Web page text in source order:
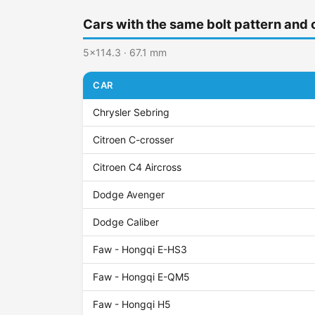
Cars with the same bolt pattern and
5x114.3 · 67.1 mm
CAR
Chrysler Sebring
Citroen C-crosser
Citroen C4 Aircross
Dodge Avenger
Dodge Caliber
Faw - Hongqi E-HS3
Faw - Hongqi E-QM5
Faw - Hongqi H5